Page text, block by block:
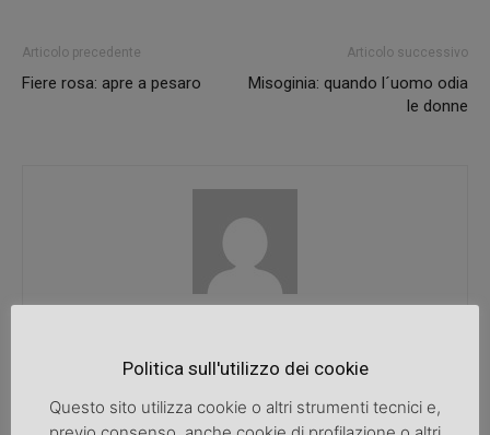
Articolo precedente
Fiere rosa: apre a pesaro
Articolo successivo
Misoginia: quando l´uomo odia
le donne
Politica sull'utilizzo dei cookie
Questo sito utilizza cookie o altri strumenti tecnici e,